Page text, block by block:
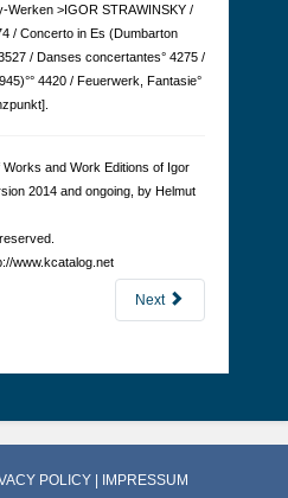
Werken >IGOR STRAWINSKY /
/ Concerto in Es (Dumbarton
/ Danses concertantes° 4275 /
4420 / Feuerwerk, Fantasie°
and Work Edi­tions of Igor
2014 and ongoing, by Hel­mut
www.kcatalog.net
Next
POLICY
IMPRESSUM